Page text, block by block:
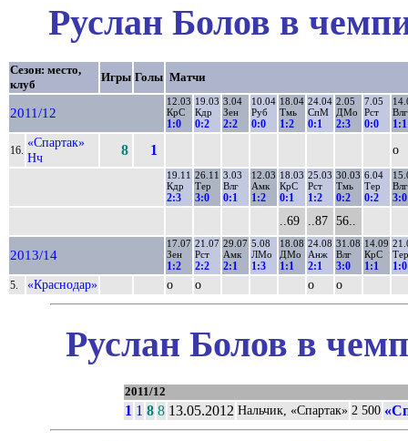
Руслан Болов в
Сезон: место,
клуб
Игры Голы Матчи
2011/12
12.03
КрС
1:0
19.03
Кдр
0:2
3.04
Зен
2:2
10.04
Руб
0:0
18.04
Тмь
1:2
24.04
СпМ
0:1
2.05
ДМо
2:3
7.05
Рст
0:0
Влг
1:1
16.
«Спартак»
Нч
8 1 о
19.11
Кдр
2:3
26.11
Тер
3:0
3.03
Влг
0:1
12.03
Амк
1:2
18.03
КрС
0:1
25.03
Рст
1:2
30.03
Тмь
0:2
6.04
Тер
0:2
Влг
3:0
..69 ..87 56..
2013/14
17.07
Зен
1:2
21.07
Рст
2:2
29.07
Амк
2:1
5.08
ЛМо
1:3
18.08
ДМо
1:1
24.08
Анж
2:1
31.08
Влг
3:0
14.09
КрС
1:1
Тер
1:0
5. «Краснодар» о о о о
Руслан Болов в
2011/12
1 1 8 8 13.05.2012 Нальчик, «Спартак» 2 500